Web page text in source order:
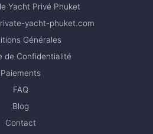
Yacht Privé Phuket
yacht-phuket.com
Générales
de Confidentialité
Paiements
FAQ
Blog
Contact